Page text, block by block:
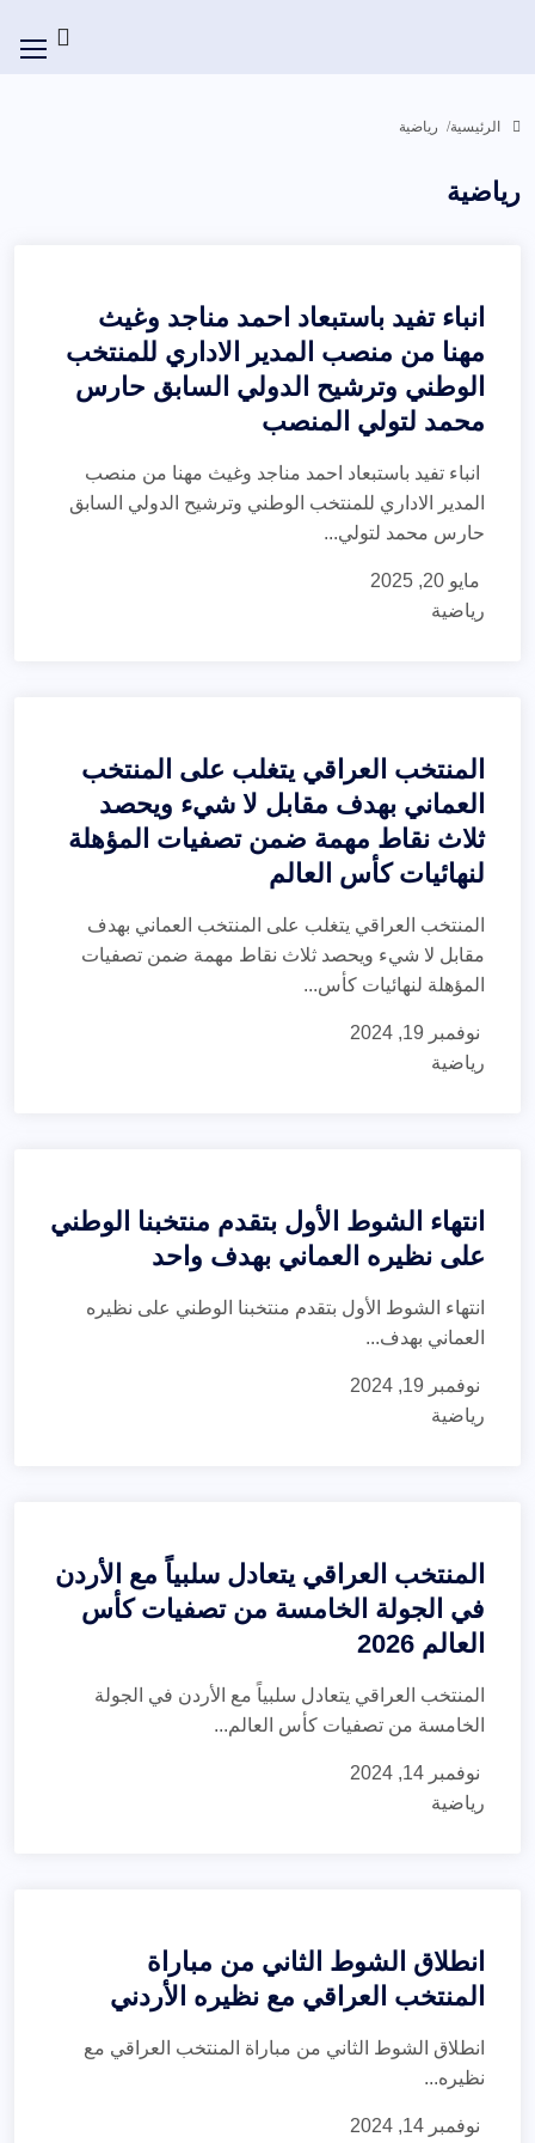
الرئيسية رياضية
رياضية
انباء تفيد باستبعاد احمد مناجد وغيث
مهنا من منصب المدير الاداري للمنتخب
الوطني وترشيح الدولي السابق حارس
محمد لتولي المنصب
انباء تفيد باستبعاد احمد مناجد وغيث مهنا من منصب
المدير الاداري للمنتخب الوطني وترشيح الدولي السابق
حارس محمد لتولي...
مايو 20, 2025
رياضية
المنتخب العراقي يتغلب على المنتخب
العماني بهدف مقابل لا شيء ويحصد
ثلاث نقاط مهمة ضمن تصفيات المؤهلة
لنهائيات كأس العالم
المنتخب العراقي يتغلب على المنتخب العماني بهدف
مقابل لا شيء ويحصد ثلاث نقاط مهمة ضمن تصفيات
المؤهلة لنهائيات كأس...
نوفمبر 19, 2024
رياضية
انتهاء الشوط الأول بتقدم منتخبنا الوطني
على نظيره العماني بهدف واحد
انتهاء الشوط الأول بتقدم منتخبنا الوطني على نظيره
العماني بهدف...
نوفمبر 19, 2024
رياضية
المنتخب العراقي يتعادل سلبياً مع الأردن
في الجولة الخامسة من تصفيات كأس
العالم 2026
المنتخب العراقي يتعادل سلبياً مع الأردن في الجولة
الخامسة من تصفيات كأس العالم...
نوفمبر 14, 2024
رياضية
انطلاق الشوط الثاني من مباراة
المنتخب العراقي مع نظيره الأردني
انطلاق الشوط الثاني من مباراة المنتخب العراقي مع
نظيره...
نوفمبر 14, 2024